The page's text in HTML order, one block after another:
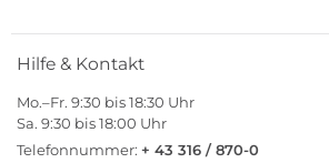
Hilfe & Kontakt
Mo.–Fr. 9:30 bis 18:30 Uhr
Sa. 9:30 bis 18:00 Uhr
Telefonnummer: + 43 316 / 870-0